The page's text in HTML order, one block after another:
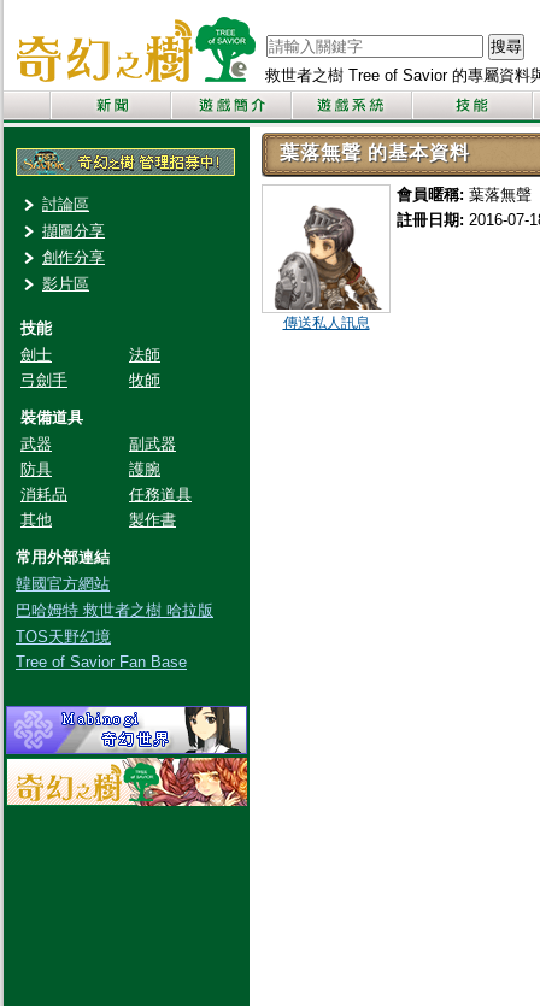
救世者之樹 Tree of Savior 的專屬資料
搜尋
討論區
擷圖分享
創作分享
影片區
技能
劍士
法師
弓劍手
牧師
裝備道具
武器
副武器
防具
護腕
消耗品
任務道具
其他
製作書
常用外部連結
韓國官方網站
巴哈姆特 救世者之樹 哈拉版
TOS天野幻境
Tree of Savior Fan Base
葉落無聲 的基本資料
傳送私人訊息
會員暱稱: 葉落無聲
註冊日期: 2016-07-